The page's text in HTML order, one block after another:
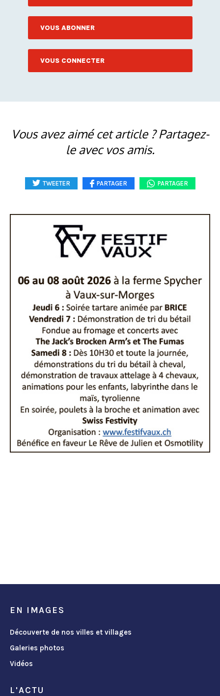
VOUS ABONNER
VOUS CONNECTER
Vous avez aimé cet article ? Partagez-
le avec vos amis.
TWEETER PARTAGER PARTAGER
EN IMAGES
Découverte de nos villes et villages
Galeries photos
Vidéos
L'ACTU